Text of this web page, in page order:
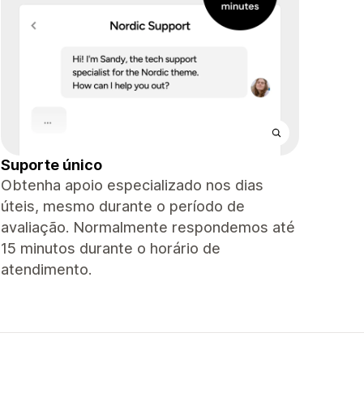
Suporte único
Obtenha apoio especializado nos dias
úteis, mesmo durante o período de
avaliação. Normalmente respondemos até
15 minutos durante o horário de
atendimento.